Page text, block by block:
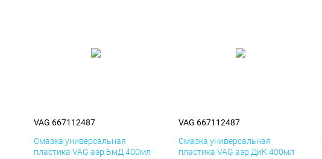
VAG 667112487
Смазка универсальная
пластика VAG аэр БмД 400мл
VAG 667112487
Смазка универсальная
пластика VAG аэр ДиК 400мл